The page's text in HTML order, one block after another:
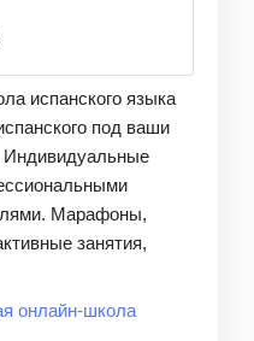
испанского языка
под ваши
Индивидуальные
Марафоны,
занятия,
онлайн-школа